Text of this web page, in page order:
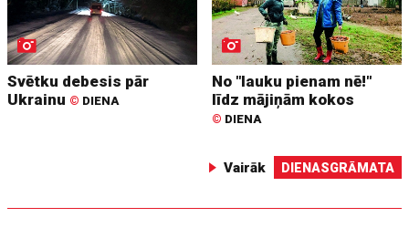
Svētku debesis pār
Ukrainu © DIENA
No "lauku pienam nē!"
līdz mājiņām kokos
© DIENA
Vairāk DIENASGRĀMATA